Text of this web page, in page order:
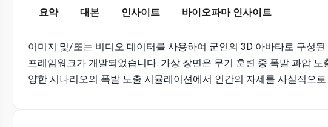
요약 대본 인사이트 바이오파마 인사이트
이미지 및/또는 비디오 데이터를 사용하여 군인의 3D 아바타로 구성
프레임워크가 개발되었습니다. 가상 장면은 무기 훈련 중 폭발 과압
양한 시나리오의 폭발 노출 시뮬레이션에서 인간의 자세를 사실적으